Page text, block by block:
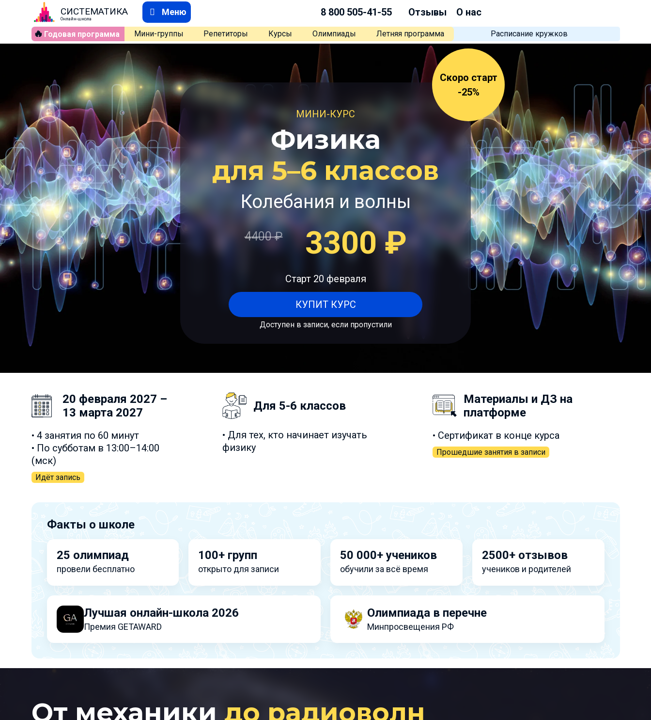
СИСТЕМАТИКА
Онлайн-школа
Меню 8 800 505-41-55 Отзывы
О нас
🔥 Годовая программа Мини-группы Репетиторы Курсы Олимпиады Летняя программа Расписание кружков
Скоро старт
-25%
МИНИ-КУРС
Физика
для 5–6 классов
Колебания и волны
4400₽ 3300₽
Старт 20 февраля
КУПИТ КУРС
Доступен в записи, если пропустили
20 февраля 2027 –
13 марта 2027
• 4 занятия по 60 минут
• По субботам в 13:00–14:00
(мск)
Идёт запись
Для 5-6 классов
• Для тех, кто начинает изучать
физику
Материалы и ДЗ на
платформе
• Сертификат в конце курса
Прошедшие занятия в записи
Факты о школе
25 олимпиад
провели бесплатно
100+ групп
открыто для записи
50 000+ учеников
обучили за всё время
2500+ отзывов
учеников и родителей
Лучшая онлайн-школа 2026
Премия GETAWARD
Олимпиада в перечне
Минпросвещения РФ
От механики до радиоволн